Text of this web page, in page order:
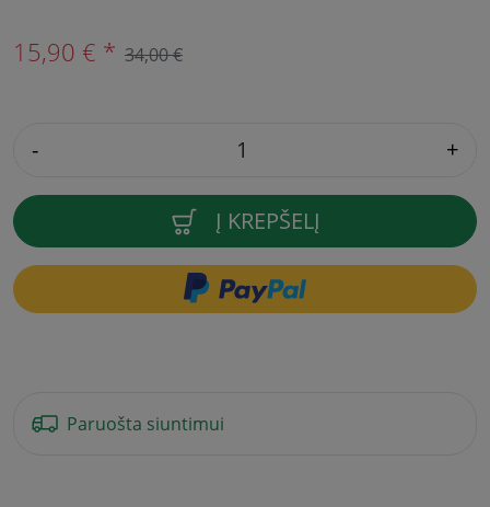
15,90 € * 34,00 €
- +
Į KREPŠELĮ
Paruošta siuntimui